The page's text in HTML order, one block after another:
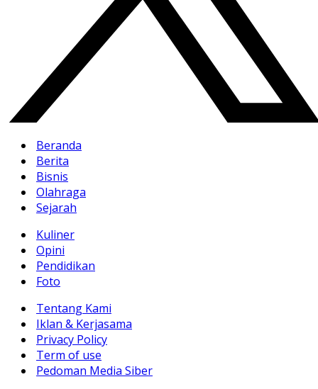
Beranda
Berita
Bisnis
Olahraga
Sejarah
Kuliner
Opini
Pendidikan
Foto
Tentang Kami
Iklan & Kerjasama
Privacy Policy
Term of use
Pedoman Media Siber